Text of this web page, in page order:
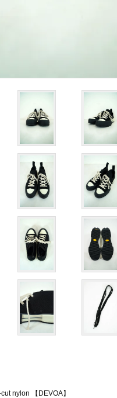
nylon 【DEVOA】